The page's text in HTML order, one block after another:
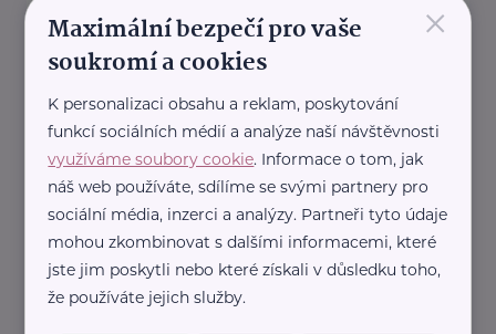
Diakonie Českobratrské církve
evangelické
Komu pomáháme
Děti, mládež, rodiny
Lidé se znevýhodněním
Senioři
×
Maximální bezpečí pro vaše
soukromí a cookies
K personalizaci obsahu a reklam, poskytování
funkcí sociálních médií a analýze naší návštěvnosti
využíváme soubory cookie. Informace o tom, jak
náš web používáte, sdílíme se svými partnery pro
sociální média, inzerci a analýzy. Partneři tyto údaje
mohou zkombinovat s dalšími informacemi, které
jste jim poskytli nebo které získali v důsledku toho,
že používáte jejich služby.